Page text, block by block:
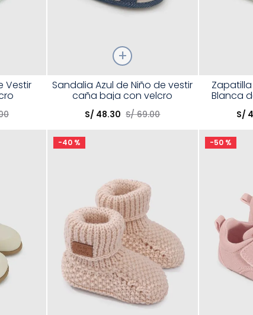
Vestir Talla
Elige una opción
Sandalia Azul de Niño de vestir
caña baja con velcro
S/ 48.30 S/ 69.00
Talla
Elige una
Blanca
S/
-40 % -50 %